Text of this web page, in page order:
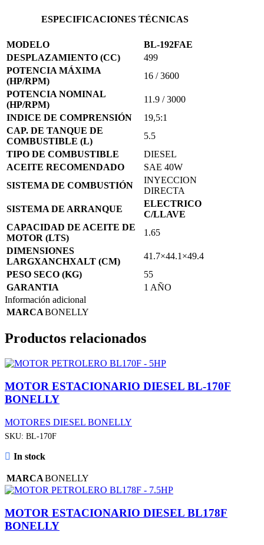
ESPECIFICACIONES TÉCNICAS
MODELO
BL-192FAE
DESPLAZAMIENTO (CC)
499
POTENCIA MÁXIMA
(HP/RPM)
16 / 3600
POTENCIA NOMINAL
(HP/RPM)
11.9 / 3000
INDICE DE COMPRENSIÓN
19,5:1
CAP. DE TANQUE DE
COMBUSTIBLE (L)
5.5
TIPO DE COMBUSTIBLE
DIESEL
ACEITE RECOMENDADO
SAE 40W
SISTEMA DE COMBUSTIÓN
INYECCION
DIRECTA
SISTEMA DE ARRANQUE
ELECTRICO
C/LLAVE
CAPACIDAD DE ACEITE DE
MOTOR (LTS)
1.65
DIMENSIONES
LARGXANCHXALT (CM)
41.7×44.1×49.4
PESO SECO (KG)
55
GARANTIA
1 AÑO
Información adicional
MARCABONELLY
Productos relacionados
MOTOR ESTACIONARIO DIESEL BL-170F
BONELLY
MOTORES DIESEL BONELLY
SKU: BL-170F
In stock
MARCABONELLY
MOTOR ESTACIONARIO DIESEL BL178F
BONELLY